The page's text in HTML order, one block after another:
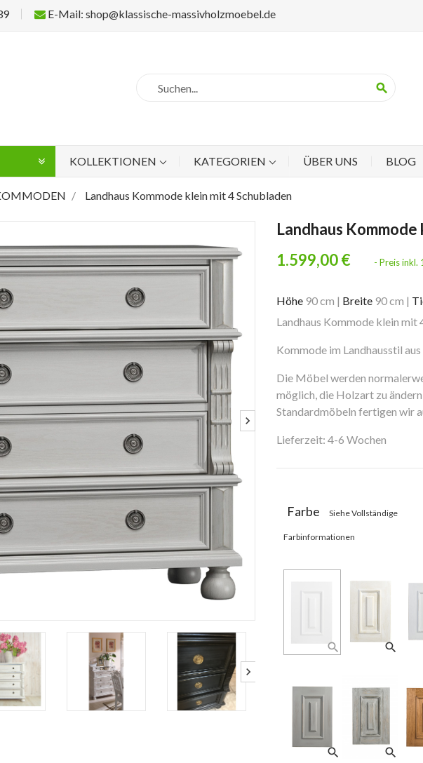
E-Mail: shop@klassische-massivholzmoebel.de
search
KOLLEKTIONEN KATEGORIEN ÜBER UNS BLOG
Landhaus Kommode klein mit 4 Schubladen
Landhaus
1.599,00 €
- Preis inkl.
Höhe 90 cm | Breite 90 cm |
Landhaus Kommode klein mit
Kommode im Landhausstil
Die Möbel werden
möglich, die Holzart zu ändern
Standardmöbeln fertigen wir
Lieferzeit: 4-6 Wochen
Farbe Siehe Vollständige
Farbinformationen
search search
search search